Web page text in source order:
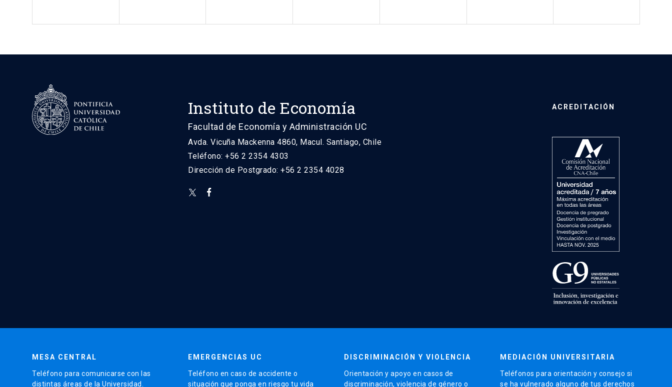
Instituto de Economía
Facultad de Economía y Administración UC
Avda. Vicuña Mackenna 4860, Macul. Santiago, Chile
Teléfono: +56 2 2354 4303
Dirección de Postgrado: +56 2 2354 4028
ACREDITACIÓN
MESA CENTRAL
Teléfono para comunicarse con las
distintas áreas de la Universidad.
EMERGENCIAS UC
Teléfono en caso de accidente o
situación que ponga en riesgo tu vida
DISCRIMINACIÓN Y VIOLENCIA
Orientación y apoyo en casos de
discriminación, violencia de género o
MEDIACIÓN UNIVERSITARIA
Teléfonos para orientación y consejo si
se ha vulnerado alguno de tus derechos